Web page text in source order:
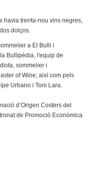
havia trenta-nou vins negres,
dolços.
a El Bulli i
Bullipèdia, l'equip de
sommelier i
of Wine; així com pels
Urbano i Toni Lara.
d’Origen Costers del
de Promoció Econòmica